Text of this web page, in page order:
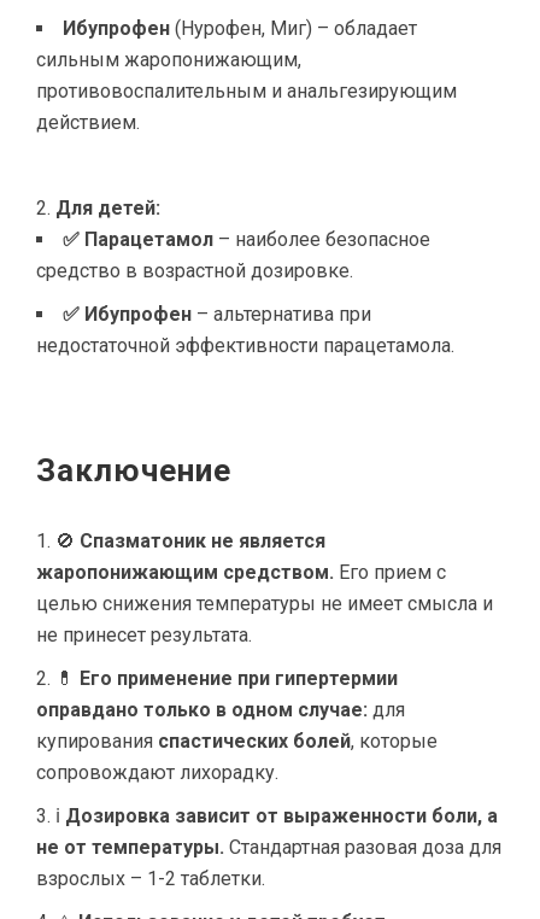
Ибупрофен (Нурофен, Миг) – обладает
сильным жаропонижающим,
противовоспалительным и анальгезирующим
действием.
Для детей:
✅ Парацетамол – наиболее безопасное
средство в возрастной дозировке.
✅ Ибупрофен – альтернатива при
недостаточной эффективности парацетамола.
Заключение
🚫 Спазматоник не является
жаропонижающим средством. Его прием с
целью снижения температуры не имеет смысла и
не принесет результата.
💊 Его применение при гипертермии
оправдано только в одном случае: для
купирования спастических болей, которые
сопровождают лихорадку.
ℹ Дозировка зависит от выраженности боли, а
не от температуры. Стандартная разовая доза для
взрослых – 1-2 таблетки.